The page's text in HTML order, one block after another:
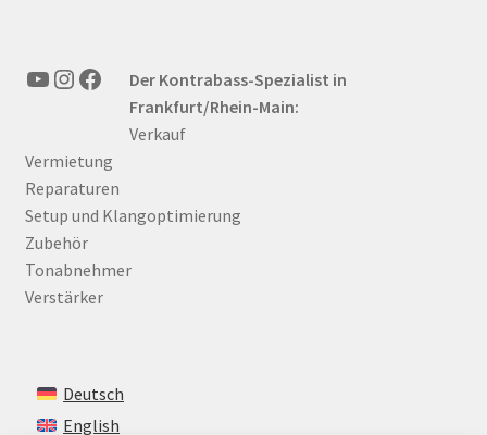
YouTube
Instagram
FacebookDer Kontrabass-Spezialist in
Frankfurt/Rhein-Main:
Verkauf
Vermietung
Reparaturen
Setup und Klangoptimierung
Zubehör
Tonabnehmer
Verstärker
Deutsch
English